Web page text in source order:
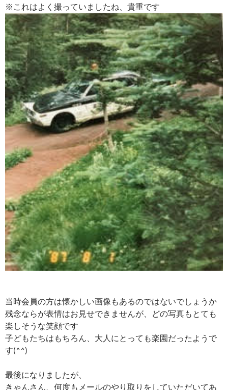
※これはよく撮っていましたね、貴重です
当時会員の方は懐かしい画像もあるのではないでしょうか
残念ならが表情はお見せできませんが、どの写真もとても
楽しそうな笑顔です
子どもたちはもちろん、大人にとっても楽園だったようで
す(^^)
最後になりましたが、
きゃんさん、何度もメールのやり取りをしていただいてあ